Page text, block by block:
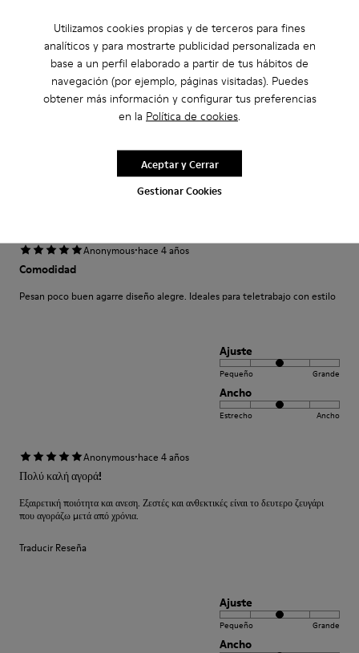
Utilizamos cookies propias y de terceros para fines
analíticos y para mostrarte publicidad personalizada en
base a un perfil elaborado a partir de tus hábitos de
navegación (por ejemplo, páginas visitadas). Puedes
obtener más información y configurar tus preferencias
en la Política de cookies.
Gestionar Cookies
Aceptar y Cerrar
Come camminare scalzi ma molto meglio.
Un comfort così mai provato prima. Un caldo abbraccio
Traducir Reseña
Ancho
Anonymous·hace 4 años
Comodidad
Pesan poco buen agarre diseño alegre. Ideales para teletrabajo con estilo
Ajuste
Pequeño Grande
Ancho
Estrecho Ancho
Anonymous·hace 4 años
Πολύ καλή αγορά!
Εξαιρετική ποιότητα και ανεση. Ζεστές και ανθεκτικές είναι το δευτερο ζευγάρι
που αγοράζω μετά από χρόνια.
Traducir Reseña
Ajuste
Pequeño Grande
Ancho